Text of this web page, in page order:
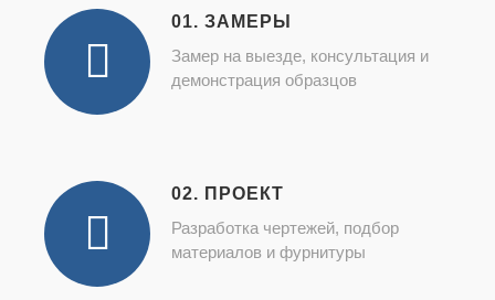
01. ЗАМЕРЫ
Замер на выезде, консультация и
демонстрация образцов
02. ПРОЕКТ
Разработка чертежей, подбор
материалов и фурнитуры